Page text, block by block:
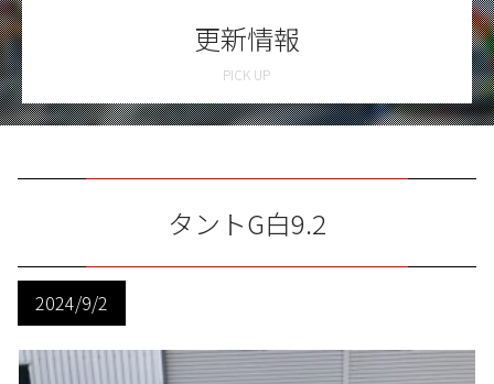
更新情報
タントG白9.2
2024/9/2